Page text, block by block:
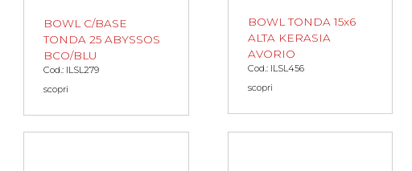
BOWL C/BASE
TONDA 25 ABYSSOS
BCO/BLU
Cod.: ILSL279
scopri
BOWL TONDA 15x6
ALTA KERASIA
AVORIO
Cod.: ILSL456
scopri